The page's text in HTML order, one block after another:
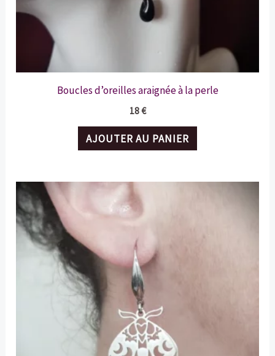
produit
Boucles d’oreilles araignée à la perle
18€
AJOUTER AU PANIER